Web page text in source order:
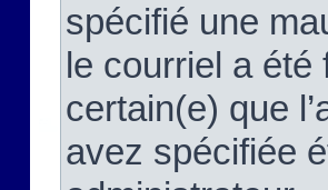
spécifié une
le courriel a été
certain(e) que
avez spécifiée